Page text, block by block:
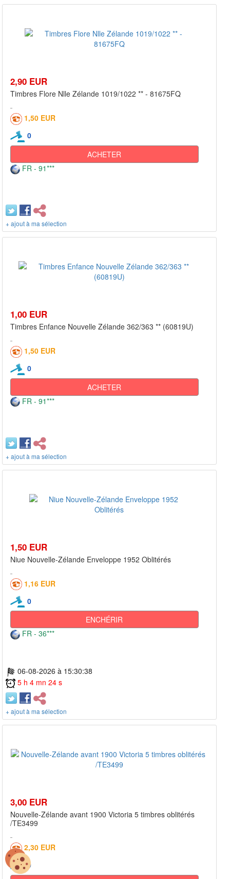
2,90 EUR
Timbres Flore Nlle Zélande 1019/1022 ** - 81675FQ
1,50 EUR
0
ACHETER
FR - 91***
+ ajout à ma sélection
1,00 EUR
Timbres Enfance Nouvelle Zélande 362/363 ** (60819U)
1,50 EUR
0
ACHETER
FR - 91***
+ ajout à ma sélection
1,50 EUR
Niue Nouvelle-Zélande Enveloppe 1952 Oblitérés
1,16 EUR
0
ENCHÉRIR
FR - 36***
06-08-2026 à 15:30:38
5 h 4 mn 24 s
+ ajout à ma sélection
3,00 EUR
Nouvelle-Zélande avant 1900 Victoria 5 timbres oblitérés
/TE3499
2,30 EUR
0